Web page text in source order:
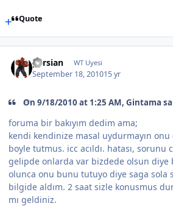
Quote
persian WT Uyesi
September 18, 201015 yr
On 9/18/2010 at 1:25 AM, Gintama
foruma bir bakıyım dedim ama;
kendi kendinize masal uydurmayın
boyle tutmus. icc acıldı. hatası, sorunu
gelipde onlarda var bizdede olsun diye
olunca onu bunu tutuyo diye saga sola
bilgide aldım. 2 saat sizle konusmus
mı geldiniz.